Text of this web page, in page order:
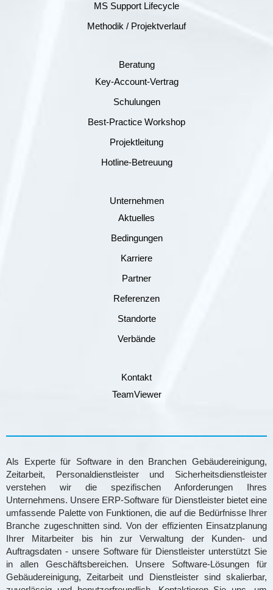
MS Support Lifecycle
Methodik / Projektverlauf
Beratung
Key-Account-Vertrag
Schulungen
Best-Practice Workshop
Projektleitung
Hotline-Betreuung
Unternehmen
Aktuelles
Bedingungen
Karriere
Partner
Referenzen
Standorte
Verbände
Kontakt
TeamViewer
Als Experte für Software in den Branchen Gebäudereinigung,
Zeitarbeit, Personaldienstleister und Sicherheitsdienstleister
verstehen wir die spezifischen Anforderungen Ihres
Unternehmens. Unsere ERP-Software für Dienstleister bietet eine
umfassende Palette von Funktionen, die auf die Bedürfnisse Ihrer
Branche zugeschnitten sind. Von der effizienten Einsatzplanung
Ihrer Mitarbeiter bis hin zur Verwaltung der Kunden- und
Auftragsdaten - unsere Software für Dienstleister unterstützt Sie
in allen Geschäftsbereichen. Unsere Software-Lösungen für
Gebäudereinigung, Zeitarbeit und Dienstleister sind skalierbar,